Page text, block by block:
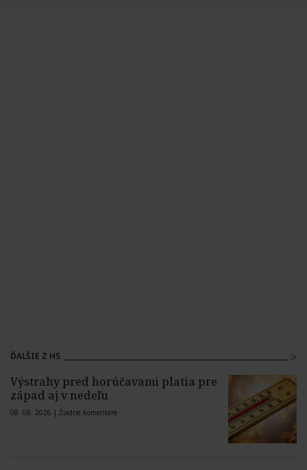
ĎALŠIE Z HS
Výstrahy pred horúčavami platia pre
západ aj v nedeľu
08. 08. 2026 | Žiadne komentáre